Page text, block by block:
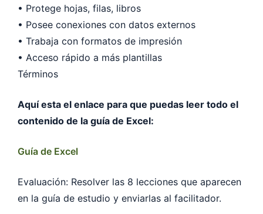
• Protege hojas, filas, libros
• Posee conexiones con datos externos
• Trabaja con formatos de impresión
• Acceso rápido a más plantillas
Términos
Aquí esta el enlace para que puedas leer todo el
contenido de la guía de Excel:
Guía de Excel
Evaluación: Resolver las 8 lecciones que aparecen
en la guía de estudio y enviarlas al facilitador.